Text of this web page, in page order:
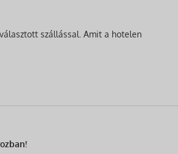
szállással. Amit a hotelen